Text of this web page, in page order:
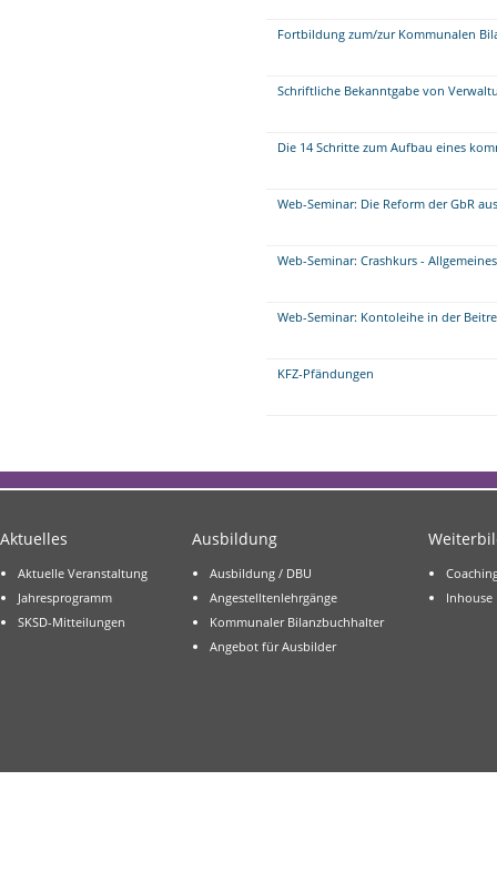
Fortbildung zum/zur Kommunalen
Schriftliche Bekanntgabe von
Die 14 Schritte zum Aufbau eines
Web-Seminar: Die Reform der GbR
Web-Seminar: Crashkurs -
Web-Seminar: Kontoleihe in der
KFZ-Pfändungen
Aktuelles
Aktuelle Veranstaltung
Jahresprogramm
SKSD-Mitteilungen
Ausbildung
Ausbildung / DBU
Angestelltenlehrgänge
Kommunaler Bilanzbuchhalter
Angebot für Ausbilder
Inhouse